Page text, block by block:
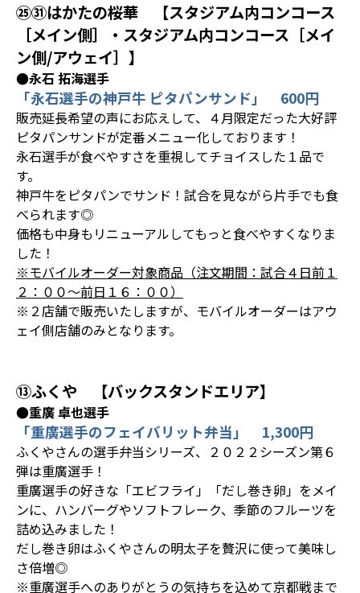
㉕㉛はかたの桜華 【スタジアム内コンコース
［メイン側］・スタジアム内コンコース［メイ
ン側/アウェイ］】
●永石 拓海選手
「永石選手の神戸牛 ピタパンサンド」 600円
販売延長希望の声にお応えして、４月限定だった大好評
ピタパンサンドが定番メニュー化しております！
永石選手が食べやすさを重視してチョイスした１品で
す。
神戸牛をピタパンでサンド！試合を見ながら片手でも食
べられます◎
価格も中身もリニューアルしてもっと食べやすくなりま
した！
※モバイルオーダー対象商品（注文期間：試合４日前１
２：００～前日１６：００）
※２店舗で販売いたしますが、モバイルオーダーはアウ
ェイ側店舗のみとなります。
⑬ふくや 【バックスタンドエリア】
●重廣 卓也選手
「重廣選手のフェイバリット弁当」 1,300円
ふくやさんの選手弁当シリーズ、２０２２シーズン第６
弾は重廣選手！
重廣選手の好きな「エビフライ」「だし巻き卵」をメイ
ンに、ハンバーグやソフトフレーク、季節のフルーツを
詰め込みました！
だし巻き卵はふくやさんの明太子を贅沢に使って美味し
さ倍増◎
※重廣選手へのありがとうの気持ちを込めて京都戦まで